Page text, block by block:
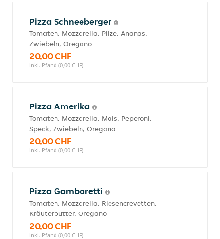
Pizza Schneeberger
Tomaten, Mozzarella, Pilze, Ananas,
Zwiebeln, Oregano
20,00 CHF
inkl. Pfand (0,00 CHF)
Pizza Amerika
Tomaten, Mozzarella, Mais, Peperoni,
Speck, Zwiebeln, Oregano
20,00 CHF
inkl. Pfand (0,00 CHF)
Pizza Gambaretti
Tomaten, Mozzarella, Riesencrevetten,
Kräuterbutter, Oregano
20,00 CHF
inkl. Pfand (0,00 CHF)